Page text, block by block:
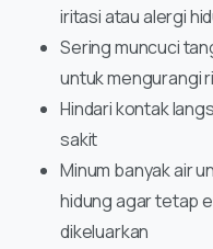
iritasi atau alergi
Sering muncuci
untuk mengurangi
Hindari kontak
sakit
Minum banyak air
hidung agar tetap
dikeluarkan